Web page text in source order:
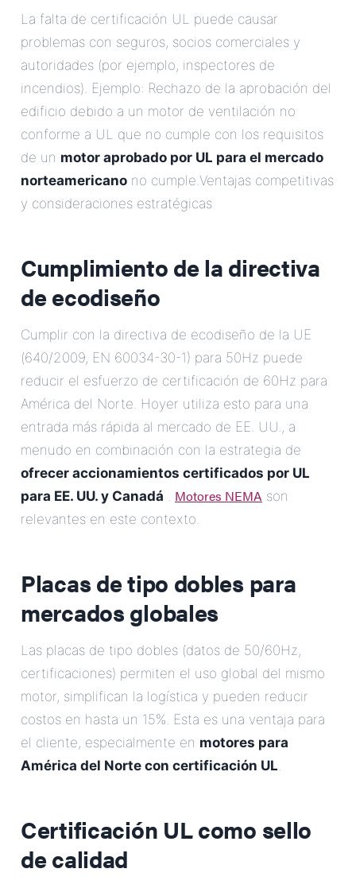
La falta de certificación UL puede causar
problemas con seguros, socios comerciales y
autoridades (por ejemplo, inspectores de
incendios). Ejemplo: Rechazo de la aprobación del
edificio debido a un motor de ventilación no
conforme a UL que no cumple con los requisitos
de un motor aprobado por UL para el mercado
norteamericano no cumple.Ventajas competitivas
y consideraciones estratégicas
Cumplimiento de la directiva
de ecodiseño
Cumplir con la directiva de ecodiseño de la UE
(640/2009, EN 60034-30-1) para 50Hz puede
reducir el esfuerzo de certificación de 60Hz para
América del Norte. Hoyer utiliza esto para una
entrada más rápida al mercado de EE. UU., a
menudo en combinación con la estrategia de
ofrecer accionamientos certificados por UL
para EE. UU. y Canadá . Motores NEMA son
relevantes en este contexto.
Placas de tipo dobles para
mercados globales
Las placas de tipo dobles (datos de 50/60Hz,
certificaciones) permiten el uso global del mismo
motor, simplifican la logística y pueden reducir
costos en hasta un 15%. Esta es una ventaja para
el cliente, especialmente en motores para
América del Norte con certificación UL.
Certificación UL como sello
de calidad